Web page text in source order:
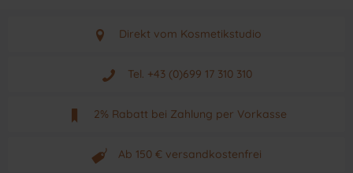
Direkt vom Kosmetikstudio
Aus Graz - Österreich
Tel. +43 (0)699 17 310 310
Mo - Fr. von 9 - 17 Uhr
2% Rabatt bei Zahlung per Vorkasse
Neuwertiges & aktuelles Produkt
Ab 150 € versandkostenfrei